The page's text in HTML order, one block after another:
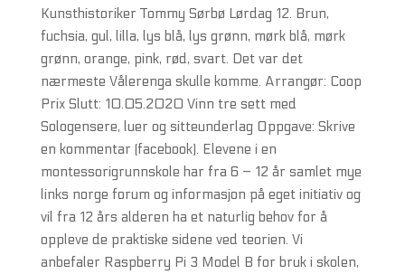
Kunsthistoriker Tommy Sørbø Lørdag 12. Brun,
fuchsia, gul, lilla, lys blå, lys grønn, mørk blå, mørk
grønn, orange, pink, rød, svart. Det var det
nærmeste Vålerenga skulle komme. Arrangør: Coop
Prix Slutt: 10.05.2020 Vinn tre sett med
Sologensere, luer og sitteunderlag Oppgave: Skrive
en kommentar (facebook). Elevene i en
montessorigrunnskole har fra 6 – 12 år samlet mye
links norge forum og informasjon på eget initiativ og
vil fra 12 års alderen ha et naturlig behov for å
oppleve de praktiske sidene ved teorien. Vi
anbefaler Raspberry Pi 3 Model B for bruk i skolen,